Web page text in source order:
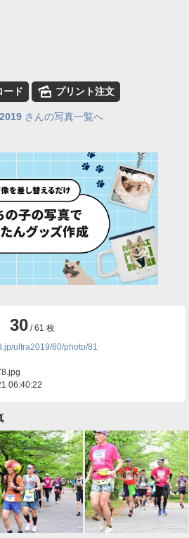
ード 🌄 プリント注文
さんの写真一覧へ
30/ 61 枚
ultra2019/60/photo/81
06:40:22